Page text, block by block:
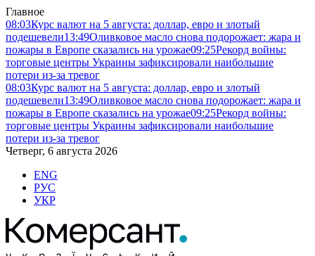
Главное
08:03Курс валют на 5 августа: доллар, евро и злотый
подешевели13:49Оливковое масло снова подорожает: жара и
пожары в Европе сказались на урожае09:25Рекорд войны:
торговые центры Украины зафиксировали наибольшие
потери из-за тревог
08:03Курс валют на 5 августа: доллар, евро и злотый
подешевели13:49Оливковое масло снова подорожает: жара и
пожары в Европе сказались на урожае09:25Рекорд войны:
торговые центры Украины зафиксировали наибольшие
потери из-за тревог
Четверг, 6 августа 2026
ENG
РУС
УКР